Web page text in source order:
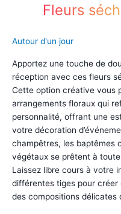
Fleurs
Autour d'un jour
Apportez une touche de
réception avec ces fleurs
Cette option créative vous
arrangements floraux qui
personnalité, offrant une
votre décoration
champêtres, les baptêmes
végétaux se prêtent à
Laissez libre cours à votre
différentes tiges pour créer
des compositions délicates